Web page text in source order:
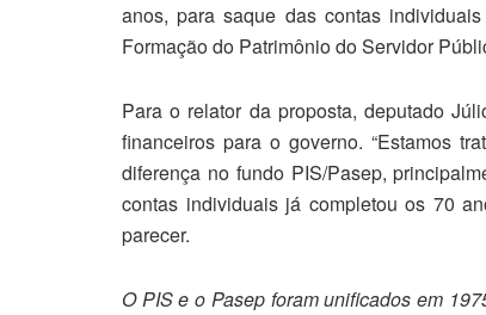
anos, para saque das contas
Formação do Patrimônio do Servidor
Para o relator da proposta, deputado
financeiros para o governo. “Estamos
diferença no fundo PIS/Pasep,
contas individuais já completou os 70
parecer.
O PIS e o Pasep foram unificados em